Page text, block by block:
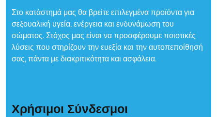
Στο κατάστημά μας θα βρείτε επιλεγμένα προϊόντα για
σεξουαλική υγεία, ενέργεια και ενδυνάμωση του
σώματος. Στόχος μας είναι να προσφέρουμε ποιοτικές
λύσεις που στηρίζουν την ευεξία και την αυτοπεποίθησή
σας, πάντα με διακριτικότητα και ασφάλεια.
Χρήσιμοι Σύνδεσμοι